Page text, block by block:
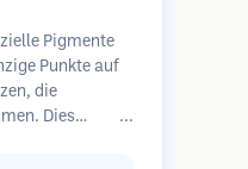
Pigmente
Punkte auf
die
Dies